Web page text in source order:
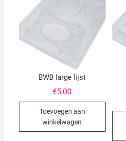
BWB large lijst
€5,00
Toevoegen aan
winkelwagen